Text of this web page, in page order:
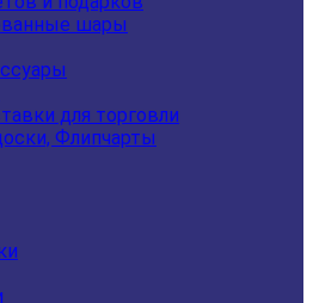
шары
для торговли
Флипчарты